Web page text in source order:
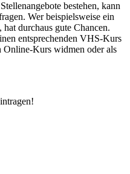
bestehen, kann
Wer beispielsweise ein
hat durchaus gute Chancen.
entsprechenden VHS-Kurs
Online-Kurs widmen oder als